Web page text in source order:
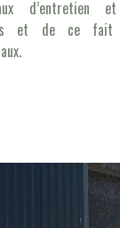
d’entretien
et de ce fait